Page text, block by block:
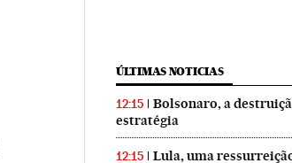
ÚLTIMAS NOTICIAS
12:15
Bolsonaro, a
estratégia
12:15 Lula, uma